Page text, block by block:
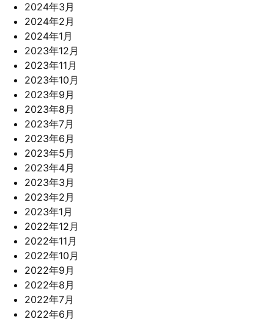
2024年3月
2024年2月
2024年1月
2023年12月
2023年11月
2023年10月
2023年9月
2023年8月
2023年7月
2023年6月
2023年5月
2023年4月
2023年3月
2023年2月
2023年1月
2022年12月
2022年11月
2022年10月
2022年9月
2022年8月
2022年7月
2022年6月